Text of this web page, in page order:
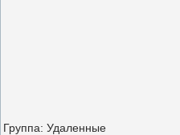
Группа: Удаленные